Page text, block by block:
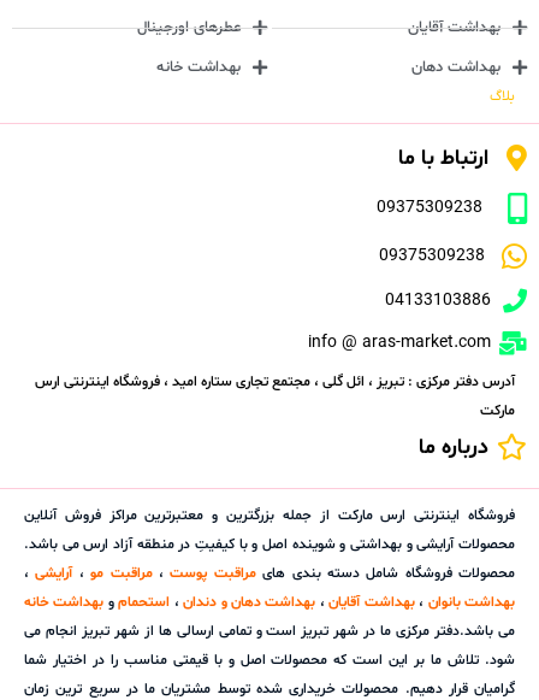
بهداشت آقایان
بهداشت دهان
عطرهای اورجینال
بهداشت خانه
بلاگ
ارتباط با ما
09375309238
09375309238
04133103886
info @ aras-market.com
آدرس دفتر مرکزی : تبریز ، ائل گلی ، مجتمع تجاری ستاره امید ، فروشگاه اینترنتی ارس
مارکت
درباره ما
فروشگاه اینترنتی ارس مارکت از جمله بزرگترین و معتبرترین مراکز فروش آنلاین
محصولات آرایشی و بهداشتی و شوینده اصل و با کیفیتِ در منطقه آزاد ارس می باشد.
محصولات فروشگاه شامل دسته بندی هایمراقبت پوست،مراقبت مو،آرایشی،
بهداشت بانوان ،بهداشت آقایان، بهداشت دهان و دندان، استحمامو بهداشت خانه
می باشد.دفتر مرکزی ما در شهر تبریز است و تمامی ارسالی ها از شهر تبریز انجام می
شود. تلاش ما بر این است که محصولات اصل و با قیمتی مناسب را در اختیار شما
گرامیان قرار دهیم. محصولات خریداری شده توسط مشتریان ما در سریع ترین زمان